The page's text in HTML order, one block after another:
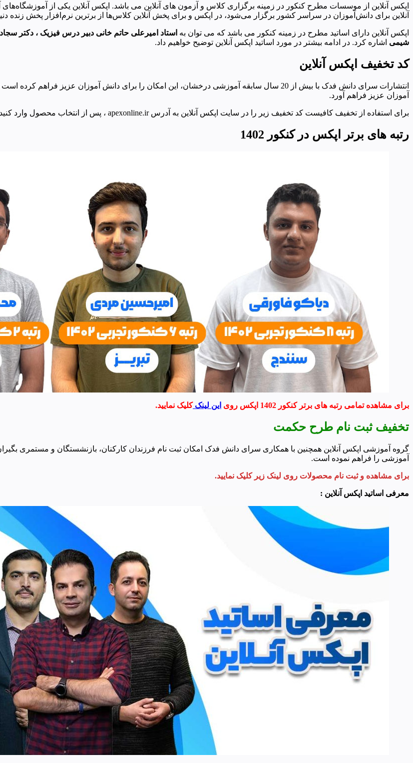
اپکس آنلاین از موسسات مطرح کنکور در زمینه برگزاری کلاس و آزمون های آنلاین می باشد. اپکس آنلاین یکی از
آنلاین برای دانش‌آموزان در سراسر کشور برگزار می‌شود، در اپکس و برای پخش آنلاین کلاس‌ها از برترین نرم‌افزار پخش زنده
اپکس آنلاین دارای اساتید مطرح در زمینه کنکور می باشد که می توان به استاد امیرعلی حاتم خانی دبیر درس فیزیک ، دکتر
شیمی اشاره کرد. در ادامه بیشتر در مورد اساتید اپکس آنلاین توضیح خواهیم داد.
کد تخفیف اپکس آنلاین
انتشارات سرای دانش فدک با بیش از 20 سال سابقه آموزشی درخشان، این امکان را برای دانش آموزان
آموزان عزیز فراهم آورد.
برای استفاده از تخفیف کافیست کد تخفیف زیر را در سایت اپکس آنلاین به آدرس apexonline.ir ، پس از انتخاب محصول وارد کنید.
رتبه های برتر اپکس در کنکور 1402
برای مشاهده تمامی رتبه های برتر کنکور 1402 اپکس روی این لینککلیک نمایید.
تخفیف ثبت نام طرح حکمت
گروه آموزشی اپکس آنلاین همچنین با همکاری سراى دانش فدک امکان ثبت نام فرزندان کارکنان، بازنشستگان و مستمری
آموزشی را فراهم نموده است.
برای مشاهده و ثبت نام محصولات روی لینک زیر کلیک نمایید.
معرفی اساتید اپکس آنلاین :